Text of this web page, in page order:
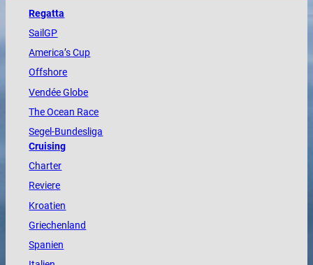
Regatta
SailGP
America’s Cup
Offshore
VendéeGlobe
TheOcean Race
Segel-Bundesliga
Cruising
Charter
Reviere
Kroatien
Griechenland
Spanien